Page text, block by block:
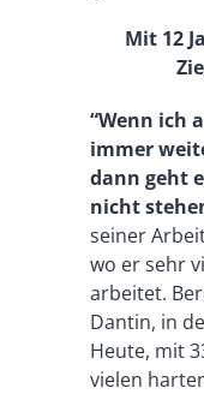
Mit 12
“Wenn ich
immer
dann geht
nicht
seiner
wo er sehr
arbeitet.
Dantin, in
Heute, mit
vielen